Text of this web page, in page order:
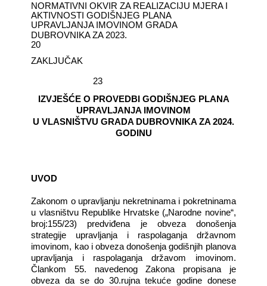
NORMATIVNI OKVIR ZA REALIZACIJU MJERA I
AKTIVNOSTI GODIŠNJEG PLANA
UPRAVLJANJA IMOVINOM GRADA
DUBROVNIKA ZA 2023.
20
ZAKLJUČAK
23
IZVJEŠĆE O PROVEDBI GODIŠNJEG PLANA
UPRAVLJANJA IMOVINOM
U VLASNIŠTVU GRADA DUBROVNIKA ZA 2024.
GODINU
UVOD
Zakonom o upravljanju nekretninama i pokretninama
u vlasništvu Republike Hrvatske („Narodne novine“,
broj:155/23) predviđena je obveza donošenja
strategije upravljanja i raspolaganja državnom
imovinom, kao i obveza donošenja godišnjih planova
upravljanja i raspolaganja državom imovinom.
Člankom 55. navedenog Zakona propisana je
obveza da se do 30.rujna tekuće godine donese